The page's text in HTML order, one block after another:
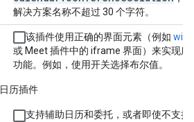
解决方案名称不超过 30 个字符。
该插件使用正确的界面元素（例如
或 Meet 插件中的 iframe 界面）来实现所
功能。例如，使用开关选择布尔值。
日历插件
支持辅助日历和委托，或者即使不支持